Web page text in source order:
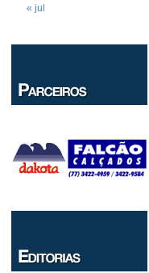
« jul